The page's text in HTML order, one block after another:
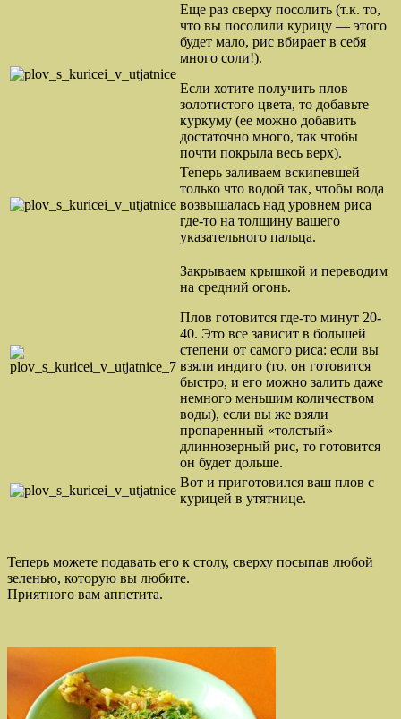
Еще раз сверху посолить (т.к. то,
что вы посолили курицу — этого
будет мало, рис вбирает в себя
много соли!).
Если хотите получить плов
золотистого цвета, то добавьте
куркуму (ее можно добавить
достаточно много, так чтобы
почти покрыла весь верх).
Теперь заливаем вскипевшей
только что водой так, чтобы вода
возвышалась над уровнем риса
где-то на толщину вашего
указательного пальца.
Закрываем крышкой и переводим
на средний огонь.
Плов готовится где-то минут 20-
40. Это все зависит в большей
степени от самого риса: если вы
взяли индиго (то, он готовится
быстро, и его можно залить даже
немного меньшим количеством
воды), если вы же взяли
пропаренный «толстый»
длиннозерный рис, то готовится
он будет дольше.
Вот и приготовился ваш плов с
курицей в утятнице.
Теперь можете подавать его к столу, сверху посыпав любой
зеленью, которую вы любите.
Приятного вам аппетита.